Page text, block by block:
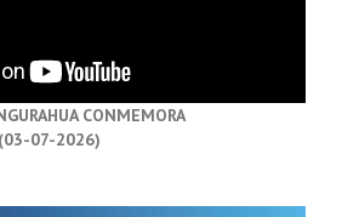
CONMEMORA
(03-07-2026)